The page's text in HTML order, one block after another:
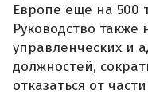
Европе еще на 500
Руководство
управленческих и
должностей,
отказаться от